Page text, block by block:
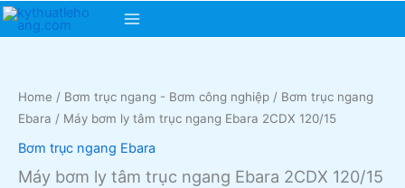
Skip
Main
Home / Bơm trục ngang - Bơm công nghiệp / Bơm trục ngang
Ebara / Máy bơm ly tâm trục ngang Ebara 2CDX 120/15
Bơm trục ngang Ebara
Máy bơm ly tâm trục ngang Ebara 2CDX 120/15